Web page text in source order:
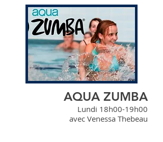
AQUA ZUMBA
Lundi 18h00-19h00
avec Venessa Thebeau